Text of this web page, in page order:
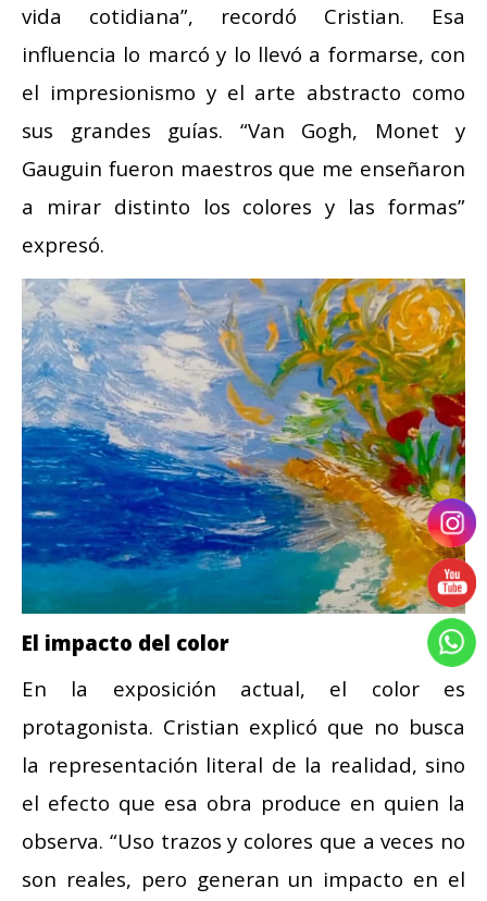
vida cotidiana”, recordó Cristian. Esa
influencia lo marcó y lo llevó a formarse, con
el impresionismo y el arte abstracto como
sus grandes guías. “Van Gogh, Monet y
Gauguin fueron maestros que me enseñaron
a mirar distinto los colores y las formas”
expresó.
El impacto del color
En la exposición actual, el color es
protagonista. Cristian explicó que no busca
la representación literal de la realidad, sino
el efecto que esa obra produce en quien la
observa. “Uso trazos y colores que a veces no
son reales, pero generan un impacto en el